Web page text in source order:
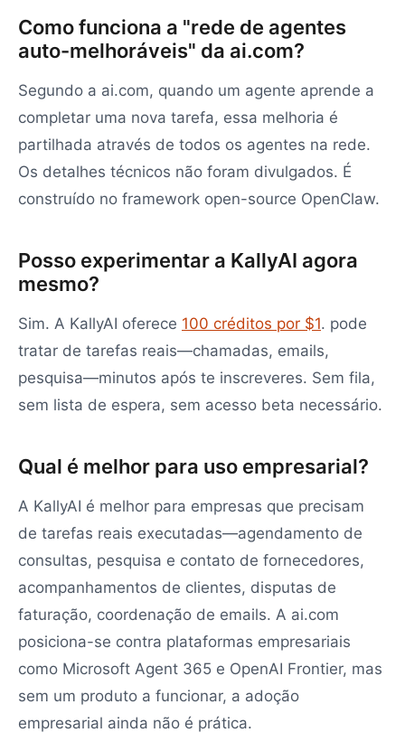
Como funciona a "rede de agentes
auto-melhoráveis" da ai.com?
Segundo a ai.com, quando um agente aprende a
completar uma nova tarefa, essa melhoria é
partilhada através de todos os agentes na rede.
Os detalhes técnicos não foram divulgados. É
construído no framework open-source OpenClaw.
Posso experimentar a KallyAI agora
mesmo?
Sim. A KallyAI oferece 100 créditos por $1. pode
tratar de tarefas reais—chamadas, emails,
pesquisa—minutos após te inscreveres. Sem fila,
sem lista de espera, sem acesso beta necessário.
Qual é melhor para uso empresarial?
A KallyAI é melhor para empresas que precisam
de tarefas reais executadas—agendamento de
consultas, pesquisa e contato de fornecedores,
acompanhamentos de clientes, disputas de
faturação, coordenação de emails. A ai.com
posiciona-se contra plataformas empresariais
como Microsoft Agent 365 e OpenAI Frontier, mas
sem um produto a funcionar, a adoção
empresarial ainda não é prática.